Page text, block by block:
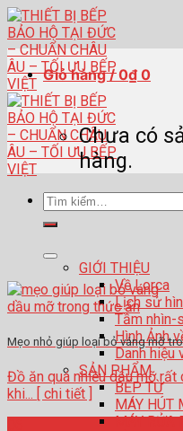
Skip
to
content
Tìm
kiếm:
GIỚI THIỆU
Về Lorca
Lịch sử
Tầm nhìn-
Hình Ảnh
Danh hiệu
SẢN PHẨM
BẾP TỪ
MÁY HÚT
MÁY RỬA
Giỏ hàng /0₫ 0
Chưa có
hàng.
Mẹo nhỏ giúp loại bỏ váng mỡ
Đồ ăn quá nhiều dầu mỡ
khi... [ chi tiết ]